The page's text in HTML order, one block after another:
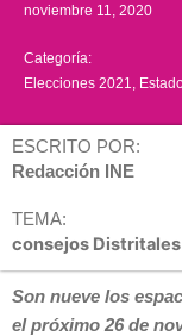
noviembre 11, 2020
Categoría:
Elecciones 2021
ESCRITO POR:
Redacción INE
TEMA:
consejos Distritales
Son nueve los
el próximo 26 de